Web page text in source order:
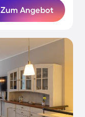
Zum Angebot